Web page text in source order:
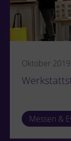
Oktober 2019
Messen &